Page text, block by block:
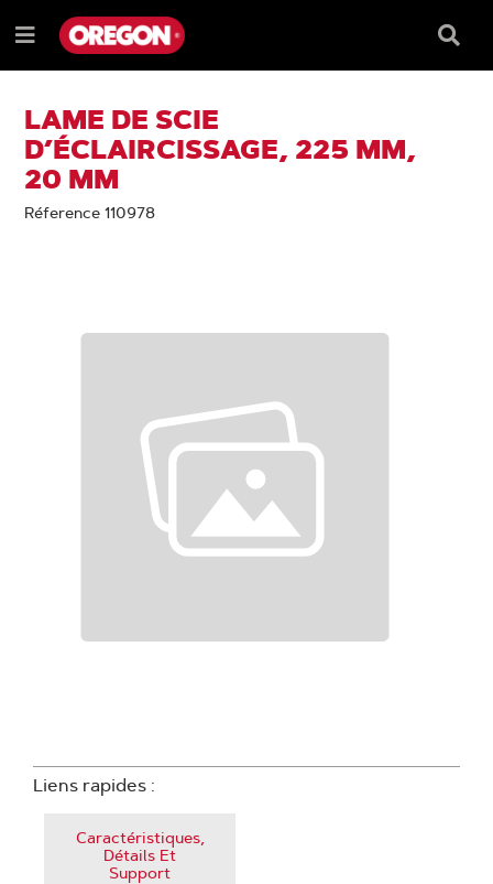
PASSER
AU
CONTENU
PASSER
AU
DE
Menu
Barre
de
LAME DE SCIE
D’ÉCLAIRCISSAGE, 225 MM,
20 MM
Réference 110978
Liens rapides :
Caractéristiques,
Détails Et
Support